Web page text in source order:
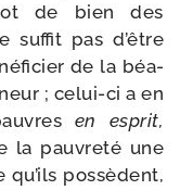
de bien des
suf­fit pas d’être
de la béa­
; celui-​ci a en
en esprit,
la pau­vre­té une
qu’ils pos­sèdent,